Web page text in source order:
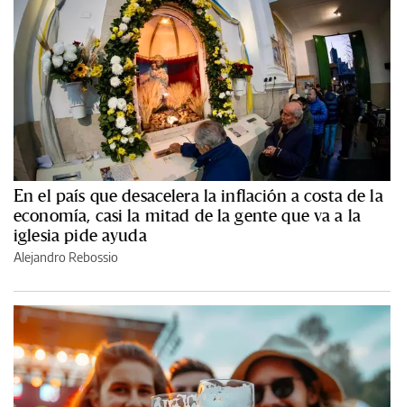
En el país que desacelera la inflación a costa de la
economía, casi la mitad de la gente que va a la
iglesia pide ayuda
Alejandro Rebossio